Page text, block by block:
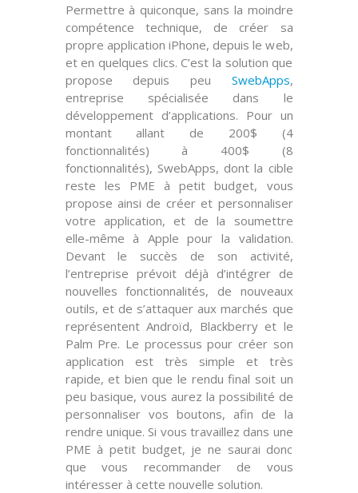
Permettre à quiconque, sans la moindre
compétence technique, de créer sa
propre application iPhone, depuis le web,
et en quelques clics. C’est la solution que
propose depuis peu SwebApps,
entreprise spécialisée dans le
développement d’applications. Pour un
montant allant de 200$ (4
fonctionnalités) à 400$ (8
fonctionnalités), SwebApps, dont la cible
reste les PME à petit budget, vous
propose ainsi de créer et personnaliser
votre application, et de la soumettre
elle-même à Apple pour la validation.
Devant le succès de son activité,
l’entreprise prévoit déjà d’intégrer de
nouvelles fonctionnalités, de nouveaux
outils, et de s’attaquer aux marchés que
représentent Androïd, Blackberry et le
Palm Pre. Le processus pour créer son
application est très simple et très
rapide, et bien que le rendu final soit un
peu basique, vous aurez la possibilité de
personnaliser vos boutons, afin de la
rendre unique. Si vous travaillez dans une
PME à petit budget, je ne saurai donc
que vous recommander de vous
intéresser à cette nouvelle solution.